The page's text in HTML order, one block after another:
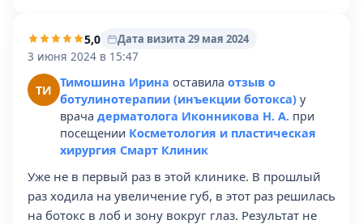
5,0
Дата визита 29 мая 2024
3 июня 2024 в 15:47
ТИ Тимошина Ирина оставила отзыв о
ботулинотерапии (инъекции ботокса) у
врача дерматолога Иконникова Н. А. при
посещении Косметология и пластическая
хирургия Смарт Клиник
Уже не в первый раз в этой клинике. В прошлый
раз ходила на увеличение губ, в этот раз решилась
на ботокс в лоб и зону вокруг глаз. Результат не